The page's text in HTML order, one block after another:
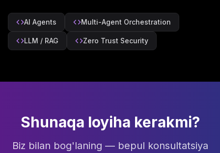
AI Agents Multi-Agent Orchestration
LLM / RAG Zero Trust Security
Shunaqa loyiha kerakmi?
Biz bilan bog'laning — bepul konsultatsiya